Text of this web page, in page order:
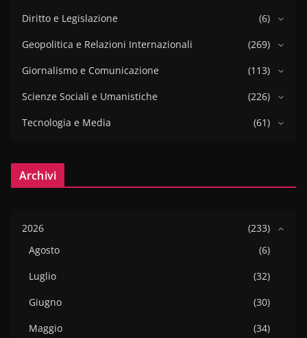
Diritto e Legislazione
(6)
Geopolitica e Relazioni Internazionali
(269)
Giornalismo e Comunicazione
(113)
Scienze Sociali e Umanistiche
(226)
Tecnologia e Media
(61)
Archivi
2026
(233)
Agosto
(6)
Luglio
(32)
Giugno
(30)
Maggio
(34)